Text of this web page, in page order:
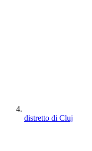
distretto di Cluj